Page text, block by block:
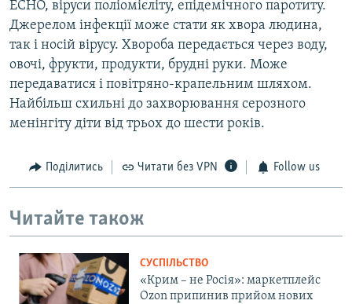
ECHO, віруси поліомієліту, епідемічного паротиту.
Джерелом інфекції може стати як хвора людина,
так і носій вірусу. Хвороба передається через воду,
овочі, фрукти, продукти, брудні руки. Може
передаватися і повітряно-крапельним шляхом.
Найбільш схильні до захворювання серозного
менінгіту діти від трьох до шести років.
Поділитись Читати без VPN Follow us
Читайте також
СУСПІЛЬСТВО
«Крим – не Росія»: маркетплейс
Ozon припинив прийом нових